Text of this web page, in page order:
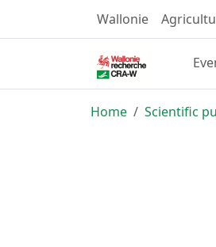
Wallonie
Home Scientific